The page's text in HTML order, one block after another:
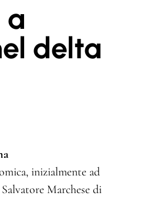
a
delta
inizialmente ad
Marchese di